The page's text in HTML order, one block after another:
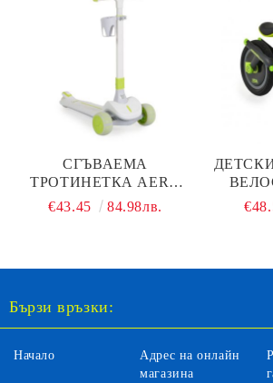
СГЪВАЕМА
ТРОТИНЕТКА AERO
BYOX LIME-GREEN
€43.45 84.98лв.
Бързи връзки:
Начало
Адрес на онлайн
магазина